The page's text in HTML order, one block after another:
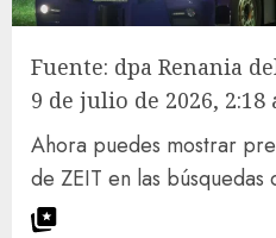
Fuente: dpa Renania
9 de julio de 2026, 2:18
Ahora puedes mostrar
de ZEIT en las búsquedas